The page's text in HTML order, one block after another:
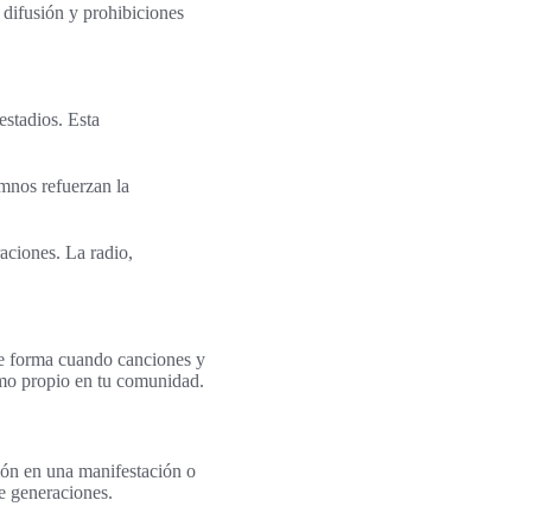
difusión y prohibiciones
Esta
refuerzan la
La radio,
forma cuando canciones y
propio en tu comunidad.
en una manifestación o
generaciones.